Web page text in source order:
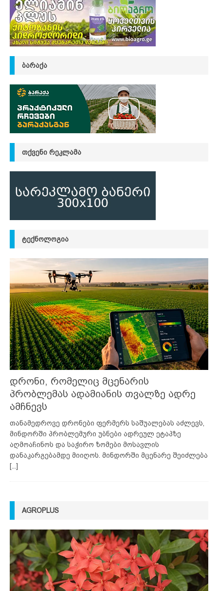
ᲑᲐᲠᲐᲥᲐ
ᲗᲥᲕᲔᲜᲘ ᲠᲔᲙᲚᲐᲛᲐ
ᲢᲔᲥᲜᲝᲚᲝᲒᲘᲐ
დრონი, რომელიც მცენარის
პრობლემას ადამიანის თვალზე ადრე
ამჩნევს
თანამედროვე დრონები ფერმერს საშუალებას აძლევს,
მინდორში პრობლემური უბნები ადრეულ ეტაპზე
აღმოაჩინოს და საჭირო ზომები მოსავლის
დანაკარგებამდე მიიღოს. მინდორში მცენარე შეიძლება
[...]
AGROPLUS